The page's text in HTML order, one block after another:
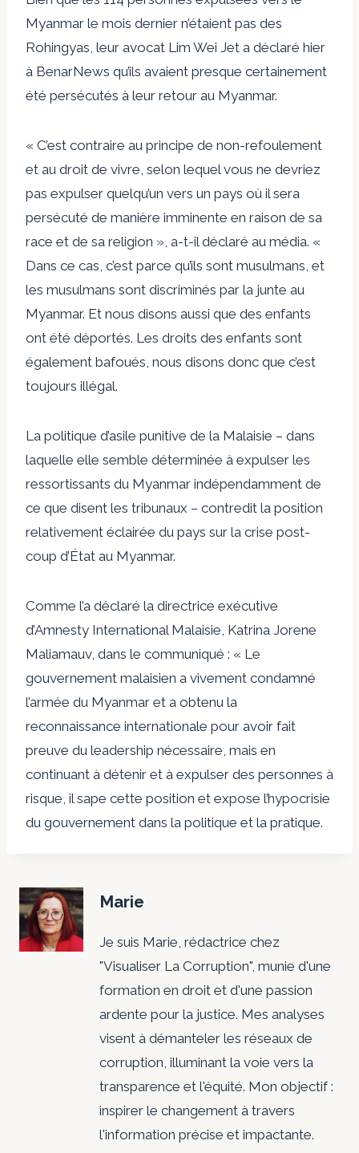
Myanmar le mois dernier n’étaient pas des
Rohingyas, leur avocat Lim Wei Jet a déclaré hier
à BenarNews qu’ils avaient presque certainement
été persécutés à leur retour au Myanmar.
« C’est contraire au principe de non-refoulement
et au droit de vivre, selon lequel vous ne devriez
pas expulser quelqu’un vers un pays où il sera
persécuté de manière imminente en raison de sa
race et de sa religion », a-t-il déclaré au média. «
Dans ce cas, c’est parce qu’ils sont musulmans, et
les musulmans sont discriminés par la junte au
Myanmar. Et nous disons aussi que des enfants
ont été déportés. Les droits des enfants sont
également bafoués, nous disons donc que c’est
toujours illégal.
La politique d’asile punitive de la Malaisie – dans
laquelle elle semble déterminée à expulser les
ressortissants du Myanmar indépendamment de
ce que disent les tribunaux – contredit la position
relativement éclairée du pays sur la crise post-
coup d’État au Myanmar.
Comme l’a déclaré la directrice exécutive
d’Amnesty International Malaisie, Katrina Jorene
Maliamauv, dans le communiqué : « Le
gouvernement malaisien a vivement condamné
l’armée du Myanmar et a obtenu la
reconnaissance internationale pour avoir fait
preuve du leadership nécessaire, mais en
continuant à détenir et à expulser des personnes à
risque, il sape cette position et expose l’hypocrisie
du gouvernement dans la politique et la pratique.
Marie
Je suis Marie, rédactrice chez
"Visualiser La Corruption", munie d'une
formation en droit et d'une passion
ardente pour la justice. Mes analyses
visent à démanteler les réseaux de
corruption, illuminant la voie vers la
transparence et l'équité. Mon objectif :
inspirer le changement à travers
l'information précise et impactante.